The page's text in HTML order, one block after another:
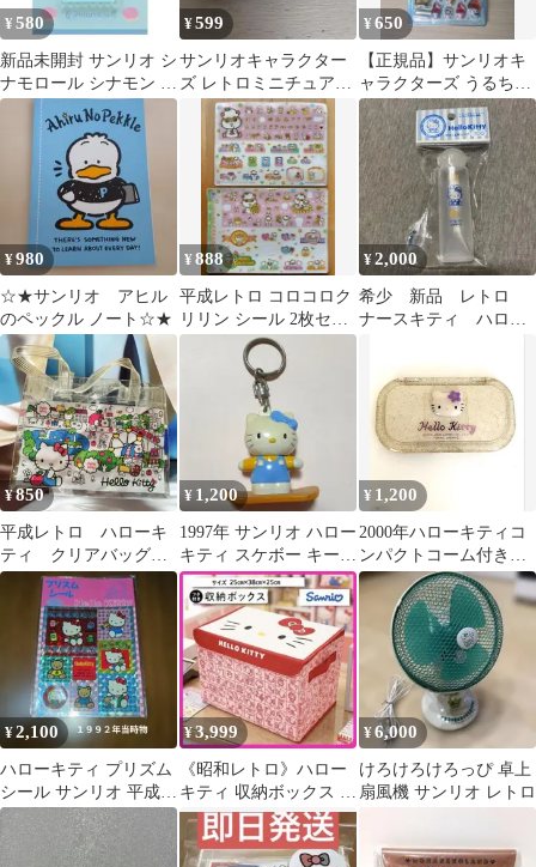
¥ 580
新品未開封 サンリオ シ
ナモロール シナモン レ
トロ切手アクリルバッ
¥599
サンリオキャラクター
ズ レトロミニチュアチ
ャーム(けろけろけろっ
¥650
【正規品】サンリオキ
ャラクターズ うるちゅ
るポップシールレトロ
柄
¥980
☆★サンリオ アヒル
のペックル ノート☆★
¥888
平成レトロ コロコロク
リリン シール 2枚セッ
ト
¥2,000
希少 新品 レトロ
ナースキティ ハロー
¥850
平成レトロ ハローキ
ティ クリアバッグ
ビニールバッグ 2011
年当時物 キティ
¥ 1,200
1997年 サンリオ ハロー
キティ スケボー キーホ
ルダー レトロ 当時物
¥ 1,200
2000年ハローキティコ
ンパクトコーム付きミ
ラー Y2K 平成レト
ロ 匿名配送
¥2,100
ハローキティ プリズム
シール サンリオ 平成レ
トロ 当時物【新品未開
封】
¥3,999
《昭和レトロ》ハロー
キティ 収納ボックス コ
ンテナBOX レア雑貨
即完売 新品
¥6,000
けろけろけろっぴ 卓上
扇風機 サンリオ レトロ